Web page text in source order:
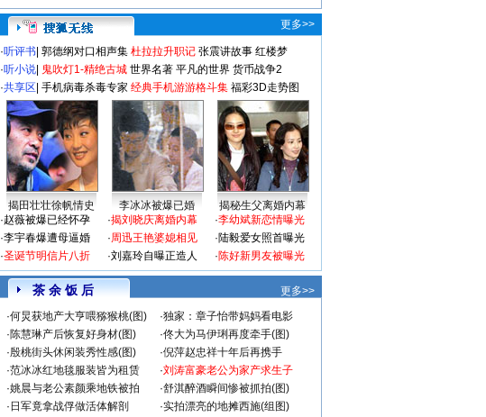
更多>>
·听评书 郭德纲对口相声集 杜拉拉升职记 张震讲故事 红楼梦
·听小说 鬼吹灯1-精绝古城 世界名著 平凡的世界 货币战争2
·共享区 手机病毒杀毒专家 经典手机游游格斗集 福彩3D走势图
揭田壮壮徐帆情史 李冰冰被爆已婚
揭秘生父离婚内幕
·赵薇被爆已经怀孕
·李宇春爆遭母逼婚
·圣诞节明信片八折
·揭刘晓庆离婚内幕
·周迅王艳婆媳相见
·刘嘉玲自曝正造人
·李幼斌新恋情曝光
·陆毅爱女照首曝光
·陈好新男友被曝光
茶 余 饭 后
更多>>
·何炅获地产大亨喂猕猴桃(图) ·独家：章子怡带妈妈看电影
·陈慧琳产后恢复好身材(图) ·佟大为马伊琍再度牵手(图)
·殷桃街头休闲装秀性感(图) ·倪萍赵忠祥十年后再携手
·范冰冰红地毯服装皆为租赁 ·刘涛富豪老公为家产求生子
·姚晨与老公素颜乘地铁被拍 ·舒淇醉酒瞬间惨被抓拍(图)
· 日军竟拿战俘做活体解剖 ·实拍漂亮的地摊西施(组图)